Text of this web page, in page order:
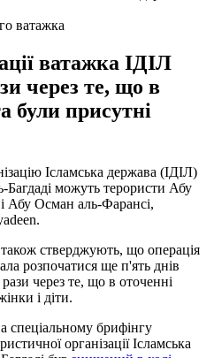
ватажка
ватажка ІДІЛ
через те, що в
були присутні
Ісламська держава (ІДІЛ)
Багдаді можуть терористи Абу
Абу Осман аль-Фарансі,
стверджують, що операція
розпочатися ще п'ять днів
через те, що в оточенні
і діти.
спеціальному брифінгу
організації Ісламська